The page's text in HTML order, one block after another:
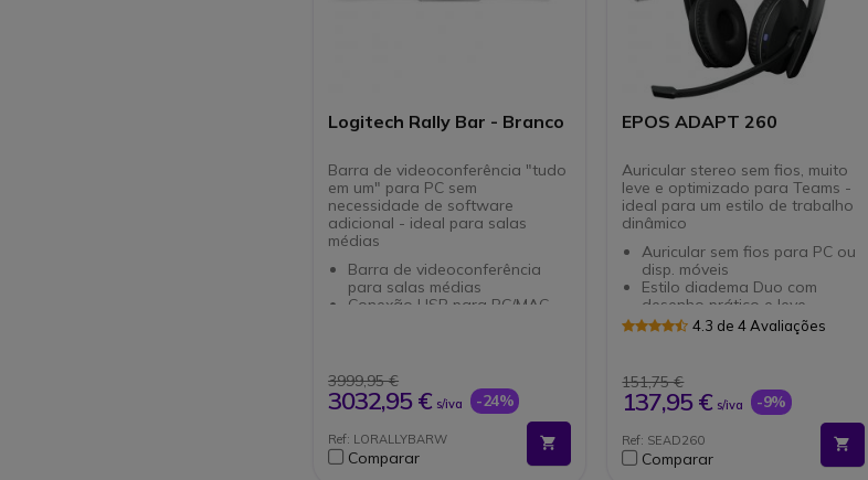
Logitech Rally Bar - Branco
Barra de videoconferência "tudo
em um" para PC sem
necessidade de software
adicional - ideal para salas
médias
Barra de videoconferência
para salas médias
Conexão USB para PC/MAC
nítidas
Função de contagem de
pessoas do AI Viewfinder
Zoom Óptico 5x: adapta-se às
necessidades da reunião
Som excepcional para uma
3999,95 €
3032,95 € s/iva -24%
Ref: LORALLYBARW
Comparar
EPOS ADAPT 260
Auricular stereo sem fios, muito
leve e optimizado para Teams -
ideal para um estilo de trabalho
dinâmico
Auricular sem fios para PC ou
disp. móveis
Estilo diadema Duo com
desenho prático e leve
Braço de microfone regulável
e Bluetooth (disp. móveis)
Autonomia até 23h em
conversação
Optimizado para Microsoft
Teams
Compatível com todos os
4.3 de 4 Avaliações
151,75 €
137,95 € s/iva -9%
Ref: SEAD260
Comparar